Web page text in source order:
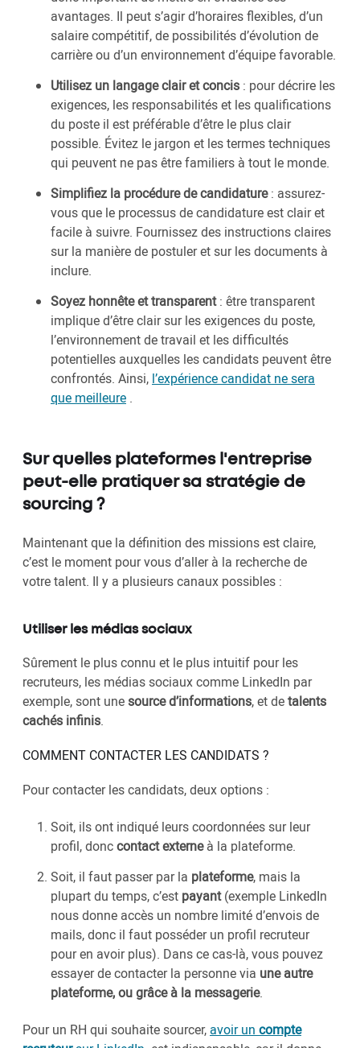
avantages. Il peut s’agir d’horaires flexibles, d’un
salaire compétitif, de possibilités d’évolution de
carrière ou d’un environnement d’équipe favorable.
Utilisez un langage clair et concis : pour décrire les
exigences, les responsabilités et les qualifications
du poste il est préférable d’être le plus clair
possible. Évitez le jargon et les termes techniques
qui peuvent ne pas être familiers à tout le monde.
Simplifiez la procédure de candidature: assurez-
vous que le processus de candidature est clair et
facile à suivre. Fournissez des instructions claires
sur la manière de postuler et sur les documents à
inclure.
Soyez honnête et transparent: être transparent
implique d’être clair sur les exigences du poste,
l’environnement de travail et les difficultés
potentielles auxquelles les candidats peuvent être
confrontés. Ainsi, l’expérience candidat ne sera
que meilleure .
Sur quelles plateformes l'entreprise
peut-elle pratiquer sa stratégie de
sourcing ?
Maintenant que la définition des missions est claire,
c’est le moment pour vous d’aller à la recherche de
votre talent. Il y a plusieurs canaux possibles :
Utiliser les médias sociaux
Sûrement le plus connu et le plus intuitif pour les
recruteurs, les médias sociaux comme LinkedIn par
exemple, sont une source d’informations, et detalents
cachés infinis.
COMMENT CONTACTER LES CANDIDATS ?
Pour contacter les candidats, deux options :
Soit, ils ont indiqué leurs coordonnées sur leur
profil, donccontact externeà la plateforme.
Soit, il faut passer par la plateforme, mais la
plupart du temps, c’est payant(exemple LinkedIn
nous donne accès un nombre limité d’envois de
mails, donc il faut posséder un profil recruteur
pour en avoir plus). Dans ce cas-là, vous pouvez
essayer de contacter la personne via une autre
plateforme, ou grâce à la messagerie.
Pour un RH qui souhaite sourcer, avoir un compte